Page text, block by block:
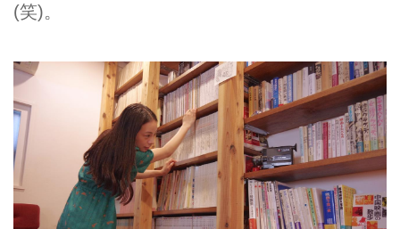
(笑)。